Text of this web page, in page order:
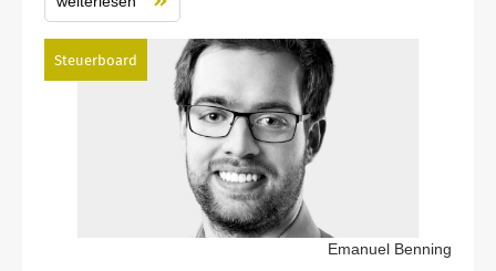
Steuerboard
Emanuel Benning